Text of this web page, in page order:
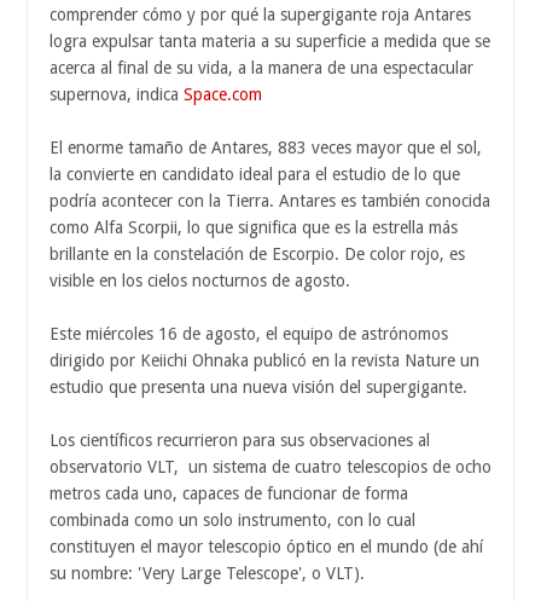
comprender cómo y por qué la supergigante roja Antares
logra expulsar tanta materia a su superficie a medida que se
acerca al final de su vida, a la manera de una espectacular
supernova, indica Space.com
El enorme tamaño de Antares, 883 veces mayor que el sol,
la convierte en candidato ideal para el estudio de lo que
podría acontecer con la Tierra. Antares es también conocida
como Alfa Scorpii, lo que significa que es la estrella más
brillante en la constelación de Escorpio. De color rojo, es
visible en los cielos nocturnos de agosto.
Este miércoles 16 de agosto, el equipo de astrónomos
dirigido por Keiichi Ohnaka publicó en la revista Nature un
estudio que presenta una nueva visión del supergigante.
Los científicos recurrieron para sus observaciones al
observatorio VLT, un sistema de cuatro telescopios de ocho
metros cada uno, capaces de funcionar de forma
combinada como un solo instrumento, con lo cual
constituyen el mayor telescopio óptico en el mundo (de ahí
su nombre: 'Very Large Telescope', o VLT).